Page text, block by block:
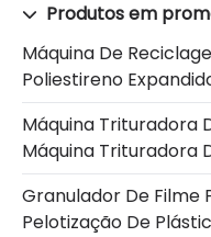
Produtos em
Máquina De
Poliestireno
Máquina Trituradora
Máquina Trituradora
Granulador De Filme
Pelotização De